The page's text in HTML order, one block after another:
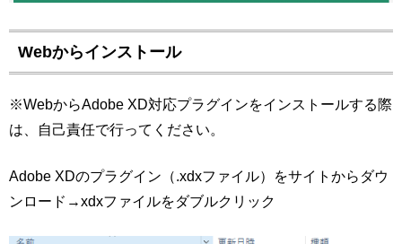
Webからインストール
※WebからAdobe XD対応プラグインをインストールする際
は、自己責任で行ってください。
Adobe XDのプラグイン（.xdxファイル）をサイトからダウ
ンロード→xdxファイルをダブルクリック